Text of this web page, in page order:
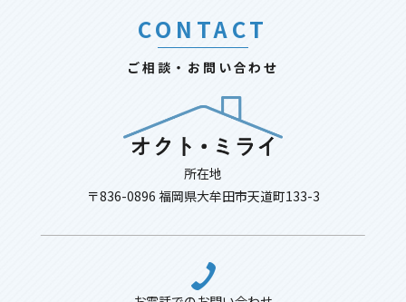
CONTACT
ご相談・お問い合わせ
所在地
〒836-0896 福岡県大牟田市天道町133-3